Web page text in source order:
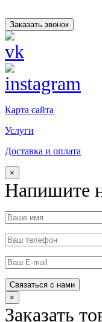
Заказать звонок
Карта сайта
Услуги
Доставка и оплата
×
Напишите
×
Заказать